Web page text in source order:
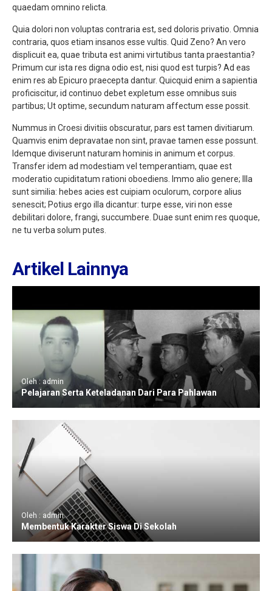
quaedam omnino relicta.
Quia dolori non voluptas contraria est, sed doloris privatio. Omnia
contraria, quos etiam insanos esse vultis. Quid Zeno? An vero
displicuit ea, quae tributa est animi virtutibus tanta praestantia?
Primum cur ista res digna odio est, nisi quod est turpis? Ad eas
enim res ab Epicuro praecepta dantur. Quicquid enim a sapientia
proficiscitur, id continuo debet expletum esse omnibus suis
partibus; Ut optime, secundum naturam affectum esse possit.
Nummus in Croesi divitiis obscuratur, pars est tamen divitiarum.
Quamvis enim depravatae non sint, pravae tamen esse possunt.
Idemque diviserunt naturam hominis in animum et corpus.
Transfer idem ad modestiam vel temperantiam, quae est
moderatio cupiditatum rationi oboediens. Immo alio genere; Illa
sunt similia: hebes acies est cuipiam oculorum, corpore alius
senescit; Potius ergo illa dicantur: turpe esse, viri non esse
debilitari dolore, frangi, succumbere. Duae sunt enim res quoque,
ne tu verba solum putes.
Artikel Lainnya
Oleh : admin
Pelajaran Serta Keteladanan Dari Para Pahlawan
Oleh : admin
Membentuk Karakter Siswa Di Sekolah